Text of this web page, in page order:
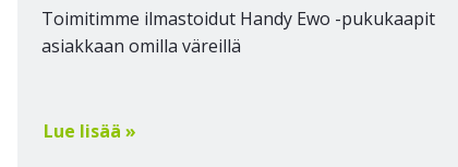
Toimitimme ilmastoidut Handy Ewo -pukukaapit
asiakkaan omilla väreillä
Lue lisää »